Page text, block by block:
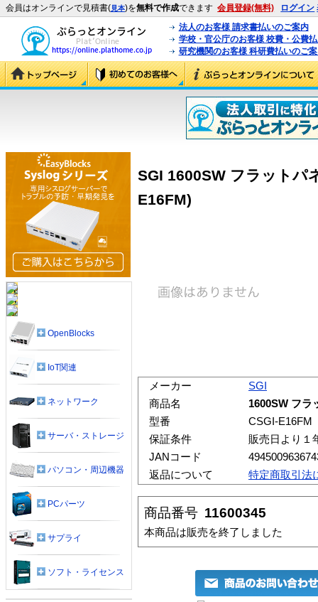
会員はオンラインで見積書(見本)を無料で作成できます 会員登録(無料) ログイン
法人のお客様 請求書払いのご案内
学校・官公庁のお客様 校費・公費
研究機関のお客様 科研費払いのご
SGI 1600SW フラット
E16FM)
メーカー
SGI
商品名
1600SW フ
型番
CSGI-E16FM
保証条件
販売日より１
JANコード
返品について
特定商取引法
商品番号 11600345
本商品は販売を終了しました
OpenBlocks
IoT関連
ネットワーク
サーバ・ストレージ
パソコン・周辺機器
PCパーツ
サプライ
ソフト・ライセンス